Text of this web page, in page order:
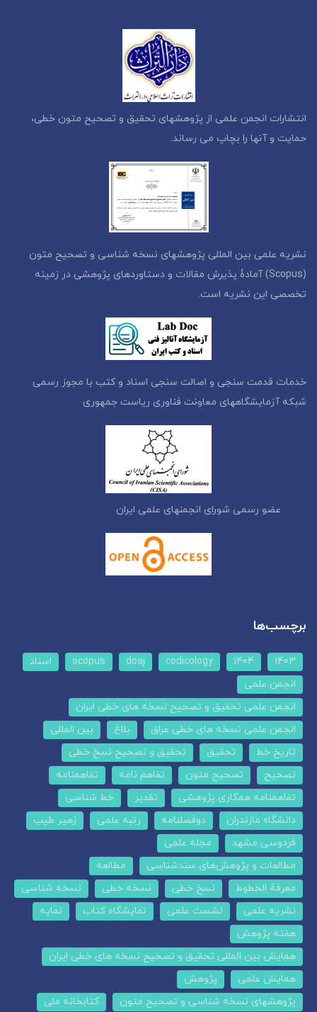
انتشارات انجمن علمی از پژوهشهای تحقیق و تصحیح متون خطی،
حمایت و آنها را بچاپ می رساند.
نشریه علمی بین المللی پژوهشهای نسخه شناسی و تصحیح متون
(Scopus) آمادۀ پذیرش مقالات و دستاوردهای پژوهشی در زمینه
تخصصی این نشریه است.
خدمات قدمت سنجی و اصالت سنجی اسناد و کتب با مجوز رسمی
شبکه آزمایشگاههای معاونت فناوری ریاست جمهوری
عضو رسمی شورای انجمنهای علمی ایران
برچسب‌ها
1403
1404
codicology
doaj
scopus
اسناد
انجمن علمی
انجمن علمی تحقیق و تصحیح نسخه های خطی ایران
انجمن علمی نسخه های خطی عراق
بلاغ
بین المللی
تاریخ خط
تحقیق
تحقیق و تصحیح نسخ خطی
تصحیح
تصحیح متون تفاهم نامه
تفاهمنامه
تفاهمنامه همکاری پژوهشی
تقدیر
خط شناسی
دانشگاه مازندران
دوفصلنامه رتبه علمی
زهیر طیب
فردوسی مشهد
مجله علمی
مطالعات و پژوهش‌های سندشناسی
مطالعه
معرفة الخطوط
نسخ خطی نسخه خطی
نسخه شناسی
نشریه علمی
نشست علمی نمایشگاه کتاب
نمایه
هفته پژوهش
همایش بین المللی تحقیق و تصحیح نسخه های خطی ایران
همایش علمی
پژوهش
پژوهشهای نسخه شناسی و تصحیح متون
کتابخانه ملی